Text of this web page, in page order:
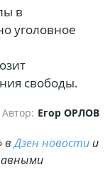
в
уголовное
свободы.
Автор: Егор ОРЛОВ
вДзен новости и